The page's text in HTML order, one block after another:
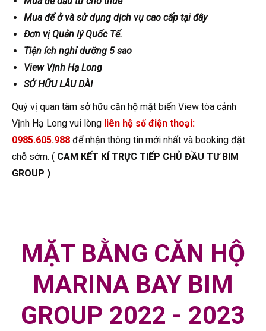
Mua để ở và sử dụng dịch vụ cao cấp tại đây
Đơn vị Quản lý Quốc Tế.
Tiện ích nghỉ dưỡng 5 sao
View Vịnh Hạ Long
SỞ HỮU LÂU DÀI
Quý vị quan tâm sở hữu căn hộ mặt biển View tòa cảnh
Vịnh Hạ Long vui lòng liên hệ số điện thoại:
0985.605.988 để nhận thông tin mới nhất và booking đặt
chỗ sớm. ( CAM KẾT KÍ TRỰC TIẾP CHỦ ĐẦU TƯ BIM
GROUP )
MẶT BẰNG CĂN HỘ
MARINA BAY BIM
GROUP 2022 - 2023